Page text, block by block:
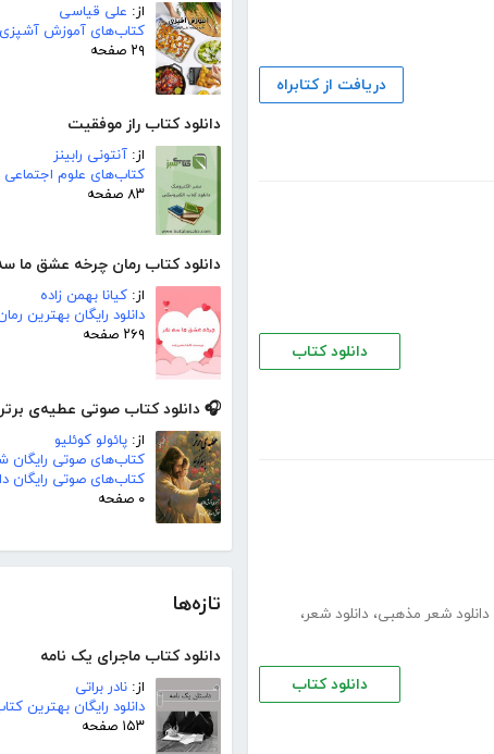
از: علی قیاسی
کتاب‌های آموزش آشپزی
۲۹ صفحه
دانلود کتاب راز موفقیت
از: آنتونی رابینز
کتاب‌های علوم اجتماعی
۸۳ صفحه
دانلود کتاب رمان چرخه عشق ما
از: کیانا بهمن زاده
دانلود رایگان بهترین
۲۶۹ صفحه
🎧 دانلود کتاب صوتی عطیه‌ی برتر
از: پائولو کوئلیو
کتاب‌های صوتی رایگان
کتاب‌های صوتی رایگان
۰ صفحه
تازه‌ها
دانلود کتاب ماجرای یک نامه
از: نادر براتی
دانلود رایگان بهترین
۱۵۳ صفحه
دریافت از کتابراه
دانلود کتاب
دانلود شعر مذهبی، دانلود شعر،
دانلود کتاب